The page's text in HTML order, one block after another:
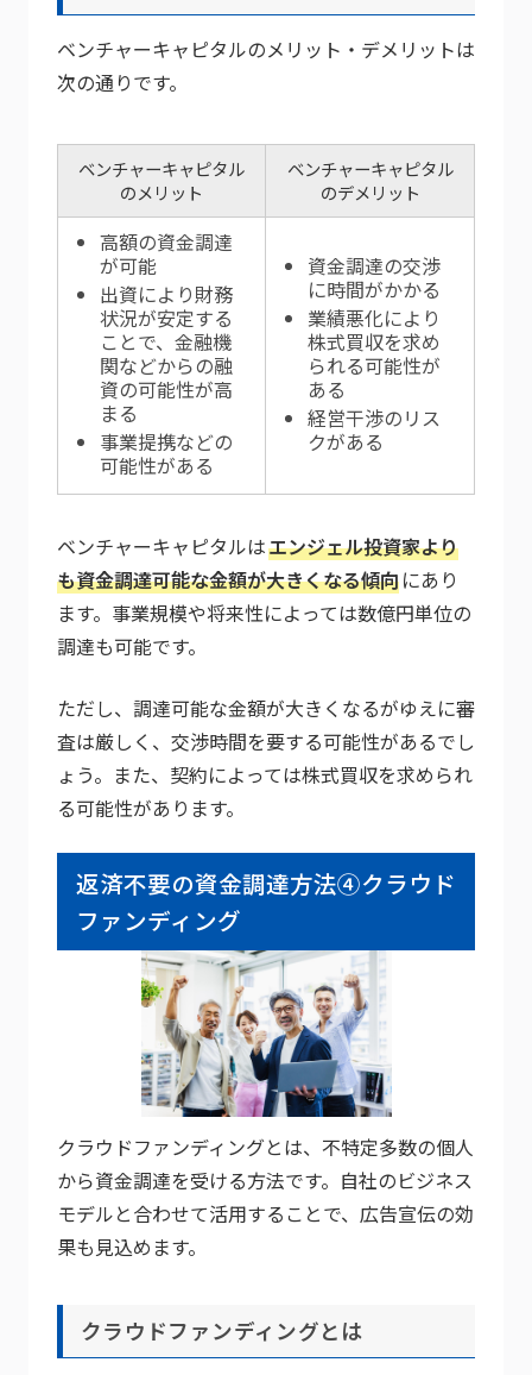
ベンチャーキャピタルのメリット・デメリットは
次の通りです。
ベンチャーキャピタル
のメリット
ベンチャーキャピタル
のデメリット
高額の資金調達
が可能
出資により財務
状況が安定する
ことで、金融機
関などからの融
資の可能性が高
まる
事業提携などの
可能性がある
資金調達の交渉
に時間がかかる
業績悪化により
株式買収を求め
られる可能性が
ある
経営干渉のリス
クがある
ベンチャーキャピタルはエンジェル投資家より
も資金調達可能な金額が大きくなる傾向にあり
ます。事業規模や将来性によっては数億円単位の
調達も可能です。
ただし、調達可能な金額が大きくなるがゆえに審
査は厳しく、交渉時間を要する可能性があるでし
ょう。また、契約によっては株式買収を求められ
る可能性があります。
返済不要の資金調達方法④クラウド
ファンディング
クラウドファンディングとは、不特定多数の個人
から資金調達を受ける方法です。自社のビジネス
モデルと合わせて活用することで、広告宣伝の効
果も見込めます。
クラウドファンディングとは